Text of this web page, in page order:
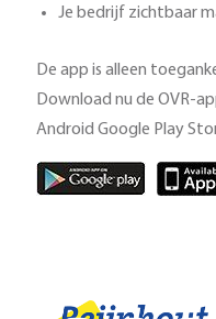
Je bedrijf zichtbaar
De app is alleen
Download nu de OVR-
Android Google Play